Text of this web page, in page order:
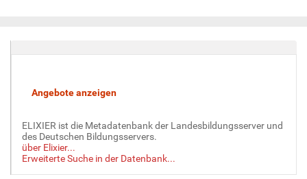
ELIXIER ist die Metadatenbank der Landesbildungsserver und
des Deutschen Bildungsservers.
über Elixier...
Erweiterte Suche in der Datenbank...